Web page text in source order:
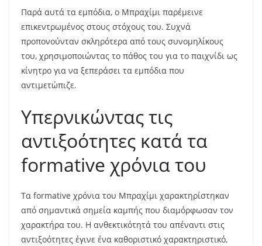
Παρά αυτά τα εμπόδια, ο Μπραχίμι παρέμεινε
επικεντρωμένος στους στόχους του. Συχνά
προπονούνταν σκληρότερα από τους συνομηλίκους
του, χρησιμοποιώντας το πάθος του για το παιχνίδι ως
κίνητρο για να ξεπεράσει τα εμπόδια που
αντιμετώπιζε.
Υπερνικώντας τις
αντιξοότητες κατά τα
formative χρόνια του
Τα formative χρόνια του Μπραχίμι χαρακτηρίστηκαν
από σημαντικά σημεία καμπής που διαμόρφωσαν τον
χαρακτήρα του. Η ανθεκτικότητά του απέναντι στις
αντιξοότητες έγινε ένα καθοριστικό χαρακτηριστικό,